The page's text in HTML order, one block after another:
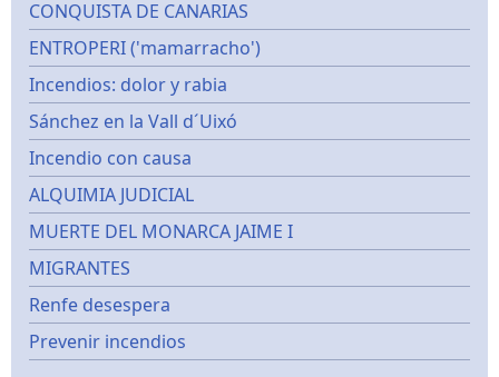
CONQUISTA DE CANARIAS
ENTROPERI ('mamarracho')
Incendios: dolor y rabia
Sánchez en la Vall d´Uixó
Incendio con causa
ALQUIMIA JUDICIAL
MUERTE DEL MONARCA JAIME I
MIGRANTES
Renfe desespera
Prevenir incendios